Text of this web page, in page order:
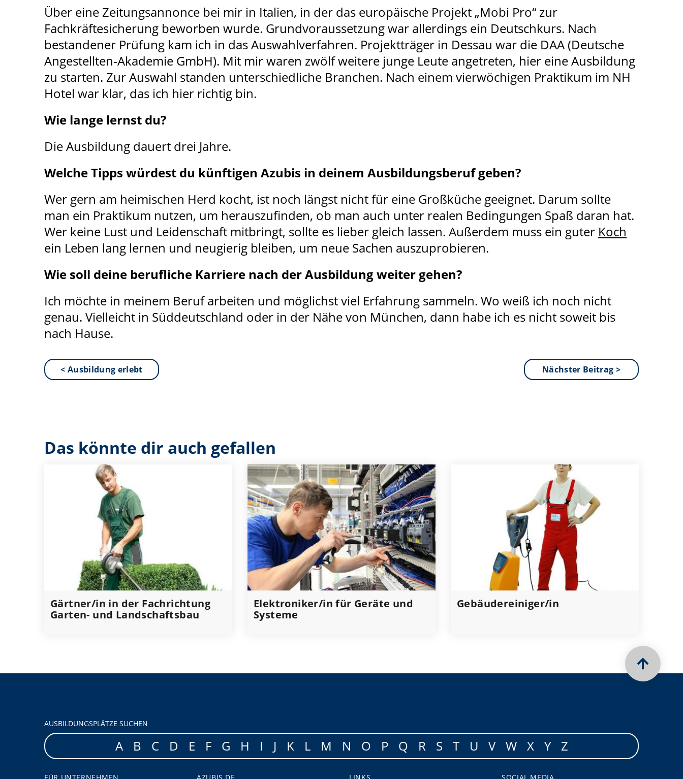
Über eine Zeitungsannonce bei mir in Italien, in der das europäische Projekt „Mobi Pro“ zur
Fachkräftesicherung beworben wurde. Grundvoraussetzung war allerdings ein Deutschkurs. Nach
bestandener Prüfung kam ich in das Auswahlverfahren. Projektträger in Dessau war die DAA (Deutsche
Angestellten-Akademie GmbH). Mit mir waren zwölf weitere junge Leute angetreten, hier eine Ausbildung
zu starten. Zur Auswahl standen unterschiedliche Branchen. Nach einem vierwöchigen Praktikum im NH
Hotel war klar, das ich hier richtig bin.
Wie lange lernst du?
Die Ausbildung dauert drei Jahre.
Welche Tipps würdest du künftigen Azubis in deinem Ausbildungsberuf geben?
Wer gern am heimischen Herd kocht, ist noch längst nicht für eine Großküche geeignet. Darum sollte
man ein Praktikum nutzen, um herauszufinden, ob man auch unter realen Bedingungen Spaß daran hat.
Wer keine Lust und Leidenschaft mitbringt, sollte es lieber gleich lassen. Außerdem muss ein guter Koch
ein Leben lang lernen und neugierig bleiben, um neue Sachen auszuprobieren.
Wie soll deine berufliche Karriere nach der Ausbildung weiter gehen?
Ich möchte in meinem Beruf arbeiten und möglichst viel Erfahrung sammeln. Wo weiß ich noch nicht
genau. Vielleicht in Süddeutschland oder in der Nähe von München, dann habe ich es nicht soweit bis
nach Hause.
< Ausbildung erlebt Nächster Beitrag >
Das könnte dir auch gefallen
Gärtner/in in der Fachrichtung
Garten- und Landschaftsbau
Elektroniker/in für Geräte und
Systeme
Gebäudereiniger/in
AUSBILDUNGSPLÄTZE SUCHEN
A B C D E F G H I J K L M N O P Q R S T U V W X Y Z